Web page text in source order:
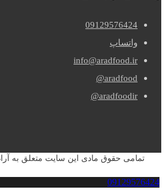
09129576424
واتساپ
info@aradfood.ir
aradfood@
aradfoodir@
تمامی حقوق مادی این سایت متعلق به
09129576424